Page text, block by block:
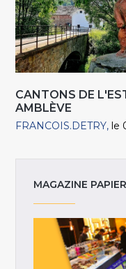
CANTONS DE
AMBLÈVE
FRANCOIS.DETRY le
MAGAZINE PAPIER